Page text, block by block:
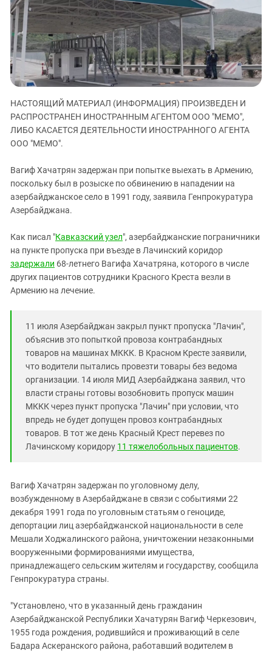
ЗАСТАВЛЯЕТ
КАВКАЗ ЗА ПАЛЕСТИНУ
ИНАКОМЫСЛИЕ В ЧЕЧНЕ
ПРЕСЛЕДОВАНИЕ АКТИВИСТОВ
МОБИЛИЗАЦИЯ И ПРОТЕСТЫ
Дагестан
Ингушетия
Кабардино-Балкария
Калмыкия
Карачаево-Черкесия
Краснодарский край
Российская Федерация
Северная Осетия - Алания
СКФО
Ставропольский край
Чечня
Южная Осетия
Южный Кавказ
ЮФО
НАСТОЯЩИЙ МАТЕРИАЛ (ИНФОРМАЦИЯ) ПРОИЗВЕДЕН И
РАСПРОСТРАНЕН ИНОСТРАННЫМ АГЕНТОМ ООО "МЕМО",
ЛИБО КАСАЕТСЯ ДЕЯТЕЛЬНОСТИ ИНОСТРАННОГО АГЕНТА
ООО "МЕМО".
Вагиф Хачатрян задержан при попытке выехать в Армению,
поскольку был в розыске по обвинению в нападении на
азербайджанское село в 1991 году, заявила Генпрокуратура
Азербайджана.
Как писал "Кавказский узел", азербайджанские пограничники
на пункте пропуска при въезде в Лачинский коридор
задержали 68-летнего Вагифа Хачатряна, которого в числе
других пациентов сотрудники Красного Креста везли в
Армению на лечение.
11 июля Азербайджан закрыл пункт пропуска "Лачин",
объяснив это попыткой провоза контрабандных
товаров на машинах МККК. В Красном Кресте заявили,
что водители пытались провезти товары без ведома
организации. 14 июля МИД Азербайджана заявил, что
власти страны готовы возобновить пропуск машин
МККК через пункт пропуска "Лачин" при условии, что
впредь не будет допущен провоз контрабандных
товаров. В тот же день Красный Крест перевез по
Лачинскому коридору 11 тяжелобольных пациентов.
Вагиф Хачатрян задержан по уголовному делу,
возбужденному в Азербайджане в связи с событиями 22
декабря 1991 года по уголовным статьям о геноциде,
депортации лиц азербайджанской национальности в селе
Мешали Ходжалинского района, уничтожении незаконными
вооруженными формированиями имущества,
принадлежащего сельским жителям и государству, сообщила
Генпрокуратура страны.
"Установлено, что в указанный день гражданин
Азербайджанской Республики Хачатурян Вагиф Черкезович,
1955 года рождения, родившийся и проживающий в селе
Бадара Аскеранского района, работавший водителем в